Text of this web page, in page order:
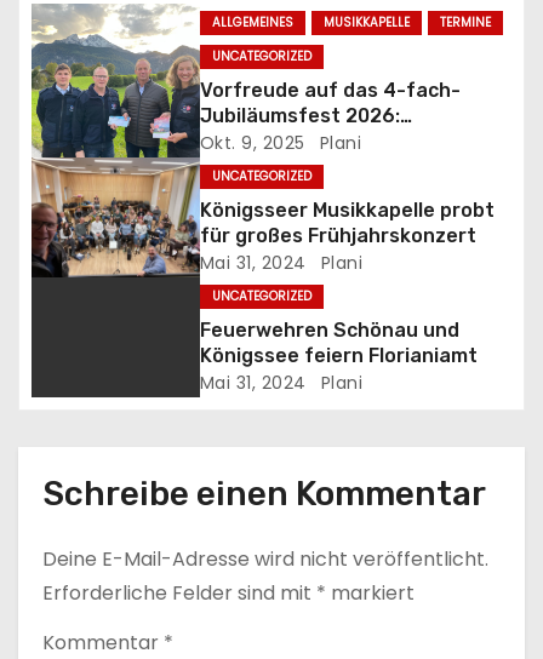
n
a
v
i
g
a
n
ALLGEMEINES MUSIKKAPELLE
TERMINE
UNCATEGORIZED
Vorfreude auf das 4-fach-
Jubiläumsfest 2026:
Ticketvorverkauf startet!
Okt. 9, 2025 Plani
UNCATEGORIZED
Königsseer Musikkapelle probt
für großes Frühjahrskonzert
Mai 31, 2024 Plani
UNCATEGORIZED
Feuerwehren Schönau und
Königssee feiern Florianiamt
Mai 31, 2024 Plani
Schreibe einen Kommentar
Deine E-Mail-Adresse wird nicht veröffentlicht.
Erforderliche Felder sind mit * markiert
Kommentar *